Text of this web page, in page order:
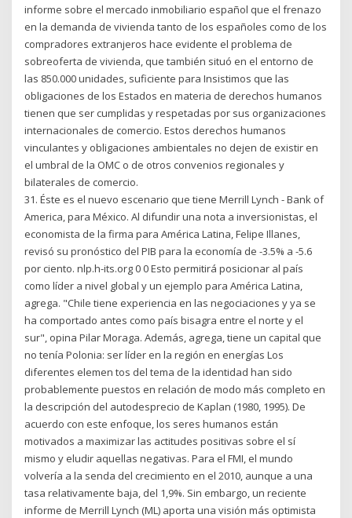
informe sobre el mercado inmobiliario español que el frenazo
en la demanda de vivienda tanto de los españoles como de los
compradores extranjeros hace evidente el problema de
sobreoferta de vivienda, que también situó en el entorno de
las 850.000 unidades, suficiente para Insistimos que las
obligaciones de los Estados en materia de derechos humanos
tienen que ser cumplidas y respetadas por sus organizaciones
internacionales de comercio. Estos derechos humanos
vinculantes y obligaciones ambientales no dejen de existir en
el umbral de la OMC o de otros convenios regionales y
bilaterales de comercio.
31. Éste es el nuevo escenario que tiene Merrill Lynch - Bank of
America, para México. Al difundir una nota a inversionistas, el
economista de la firma para América Latina, Felipe Illanes,
revisó su pronóstico del PIB para la economía de -3.5% a -5.6
por ciento. nlp.h-its.org 0 0 Esto permitirá posicionar al país
como líder a nivel global y un ejemplo para América Latina,
agrega. "Chile tiene experiencia en las negociaciones y ya se
ha comportado antes como país bisagra entre el norte y el
sur", opina Pilar Moraga. Además, agrega, tiene un capital que
no tenía Polonia: ser líder en la región en energías Los
diferentes elemen­ tos del tema de la identidad han sido
probablemente puestos en relación de modo más completo en
la descripción del autodesprecio de Kaplan (1980, 1995). De
acuerdo con este enfoque, los seres humanos están
motivados a maximizar las actitudes positivas sobre el sí
mismo y eludir aquellas negativas. Para el FMI, el mundo
volvería a la senda del crecimiento en el 2010, aunque a una
tasa relativamente baja, del 1,9%. Sin embargo, un reciente
informe de Merrill Lynch (ML) aporta una visión más optimista